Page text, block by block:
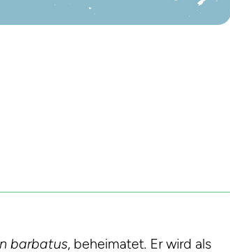
barbatus, beheimatet. Er wird als